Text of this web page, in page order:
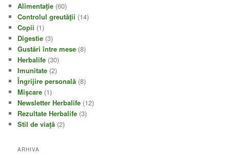
Alimentaţie (60)
Controlul greutăţii (14)
Copii (1)
Digestie (3)
Gustări între mese (8)
Herbalife (30)
Imunitate (2)
Îngrijire personală (8)
Mişcare (1)
Newsletter Herbalife (12)
Rezultate Herbalife (3)
Stil de viaţă (2)
ARHIVA